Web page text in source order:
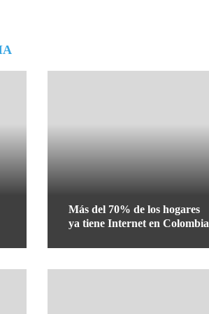
Más del 70% de los hogares
ya tiene Internet en Colombia